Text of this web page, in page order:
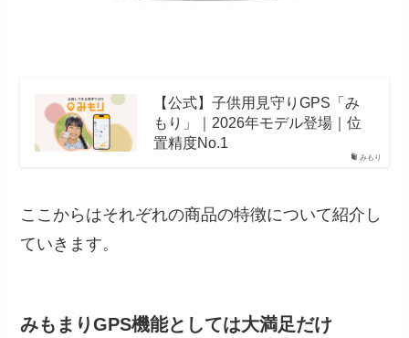
みもり
【公式】子供用見守りGPS「み
もり」｜2026年モデル登場｜位
置精度No.1
ここからはそれぞれの商品の特徴について紹介し
ていきます。
みもまりGPS機能としては大満足だけ